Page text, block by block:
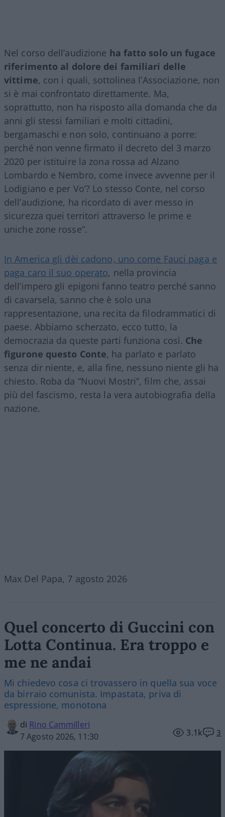
Nel corso dell’audizione ha fatto solo un fugace
riferimento al dolore dei familiari delle
vittime, con i quali, sottolinea l’Associazione, non
si è mai confrontato direttamente. Ma,
soprattutto, non ha risposto alla domanda che da
anni gli stessi familiari e molti cittadini,
bergamaschi e non solo, continuano a porre:
perché non venne firmato il decreto del 3 marzo
2020 per istituire la zona rossa ad Alzano
Lombardo e Nembro, come invece avvenne per il
Lodigiano e per Vo’? Lo stesso Conte, nel corso
dell’audizione, ha ricordato di aver messo in
sicurezza quei territori attraverso le prime e
uniche zone rosse”.
In America gli dèi cadono, uno come Fauci paga e
paga caro il suo operato, nella provincia
dell’impero gli epigoni fanno teatro perché sanno
di cavarsela, sanno che è solo una
rappresentazione, una recita da filodrammatici di
paese. Abbiamo scherzato, ecco tutto, la
democrazia da queste parti funziona così. Che
figurone questo Conte, ha parlato e parlato
senza dir niente, e, alla fine, nessuno niente gli ha
chiesto. Roba da “Nuovi Mostri”, film che, assai
più del fascismo, resta la vera autobiografia della
nazione.
Max Del Papa, 7 agosto 2026
Quel concerto di Guccini con
Lotta Continua. Era troppo e
me ne andai
Mi chiedevo cosa ci trovassero in quella sua voce
da birraio comunista. Impastata, priva di
espressione, monotona
di Rino Cammilleri
7 Agosto 2026, 11:30
3.1k 3